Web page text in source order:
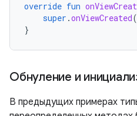
override fun
super .onViewCreated(
}
Обнуление и
В предыдущих примерах